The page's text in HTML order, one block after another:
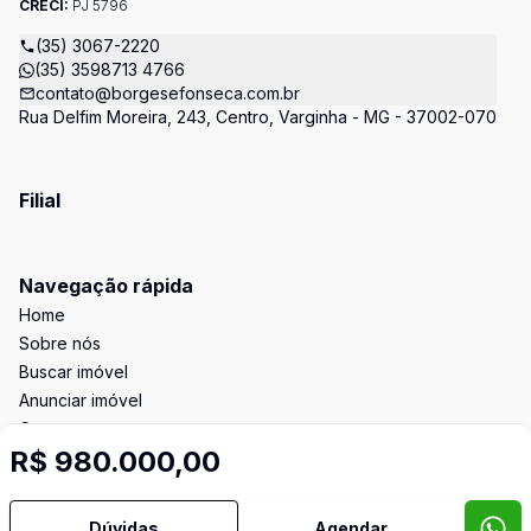
R$ 980.000,00
CRECI: PJ 5796
(35) 3067-2220
(35) 3598713 4766
contato@borgesefonseca.com.br
Rua Delfim Moreira, 243, Centro, Varginha - MG - 37002-070
Filial
Navegação rápida
Home
Sobre nós
Buscar imóvel
Anunciar imóvel
Contato
Imobiliária Certificada: